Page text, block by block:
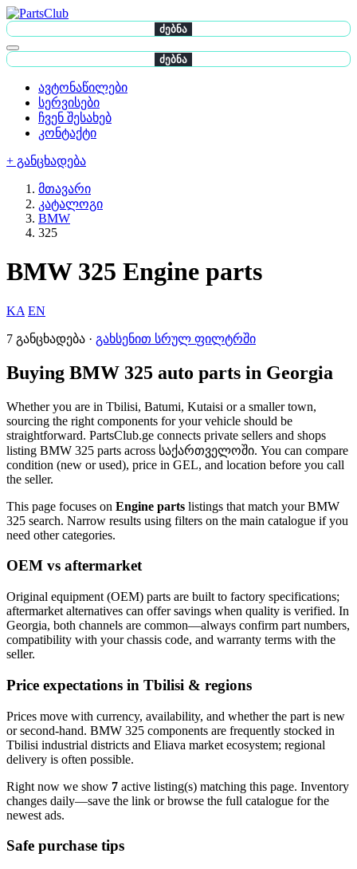
ძებნა
ძებნა
ავტონაწილები
სერვისები
ჩვენ შესახებ
კონტაქტი
+ განცხადება
მთავარი
კატალოგი
BMW
325
BMW 325 Engine parts
KA EN
7 განცხადება · გახსენით სრულ ფილტრში
Buying BMW 325 auto parts in Georgia
Whether you are in Tbilisi, Batumi, Kutaisi or a smaller town,
sourcing the right components for your vehicle should be
straightforward. PartsClub.ge connects private sellers and shops
listing BMW 325 parts across საქართველოში. You can compare
condition (new or used), price in GEL, and location before you call
the seller.
This page focuses on Engine parts listings that match your BMW
325 search. Narrow results using filters on the main catalogue if you
need other categories.
OEM vs aftermarket
Original equipment (OEM) parts are built to factory specifications;
aftermarket alternatives can offer savings when quality is verified. In
Georgia, both channels are common—always confirm part numbers,
compatibility with your chassis code, and warranty terms with the
seller.
Price expectations in Tbilisi & regions
Prices move with currency, availability, and whether the part is new
or second-hand. BMW 325 components are frequently stocked in
Tbilisi industrial districts and Eliava market ecosystem; regional
delivery is often possible.
Right now we show 7 active listing(s) matching this page. Inventory
changes daily—save the link or browse the full catalogue for the
newest ads.
Safe purchase tips